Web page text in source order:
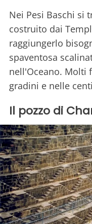
Nei Pesi Baschi si
costruito dai
raggiungerlo
spaventosa
nell'Oceano. Molti
gradini e nelle
Il pozzo di